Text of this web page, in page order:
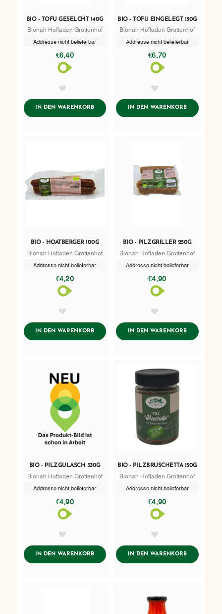
BIO - TOFU GESELCHT 140G
Bionah Hofladen Grottenhof
Addresse nicht belieferbar
€6,40
IN DEN WARENKORBADDTOCART
BIO - TOFU EINGELEGT 150G
Bionah Hofladen Grottenhof
Addresse nicht belieferbar
€6,70
IN DEN WARENKORBADDTOCART
BIO - HOATBERGER 100G
Bionah Hofladen Grottenhof
Addresse nicht belieferbar
€4,20
IN DEN WARENKORBADDTOCART
BIO - PILZGRILLER 250G
Bionah Hofladen Grottenhof
Addresse nicht belieferbar
€4,90
IN DEN WARENKORBADDTOCART
BIO - PILZGULASCH 330G
Bionah Hofladen Grottenhof
Addresse nicht belieferbar
€4,90
IN DEN WARENKORBADDTOCART
BIO - PILZBRUSCHETTA 150G
Bionah Hofladen Grottenhof
Addresse nicht belieferbar
€4,90
IN DEN WARENKORBADDTOCART